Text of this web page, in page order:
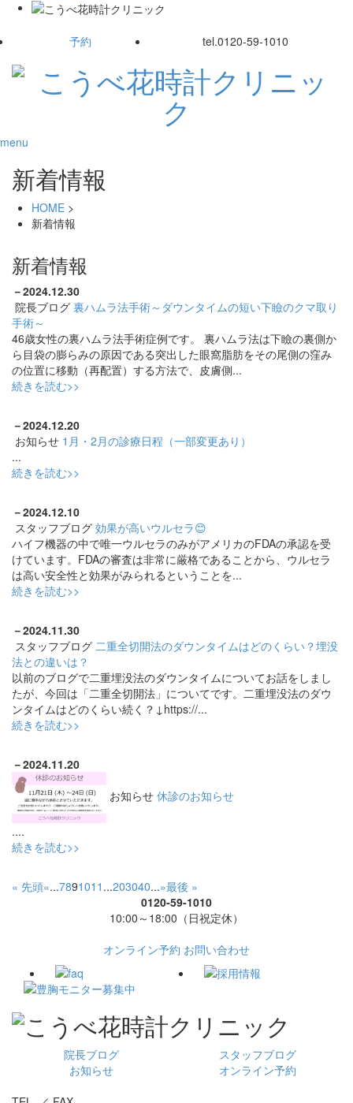
予約 tel.0120-59-1010
menu
新着情報
HOME >
新着情報
新着情報
－2024.12.30
院長ブログ 裏ハムラ法手術～ダウンタイムの短い下瞼のクマ取り
手術～
46歳女性の裏ハムラ法手術症例です。 裏ハムラ法は下瞼の裏側か
ら目袋の膨らみの原因である突出した眼窩脂肪をその尾側の窪み
の位置に移動（再配置）する方法で、皮膚側...
続きを読む>>
－2024.12.20
お知らせ 1月・2月の診療日程（一部変更あり）
...
続きを読む>>
－2024.12.10
スタッフブログ 効果が高いウルセラ😊
ハイフ機器の中で唯一ウルセラのみがアメリカのFDAの承認を受
けています。FDAの審査は非常に厳格であることから、ウルセラ
は高い安全性と効果がみられるということを...
続きを読む>>
－2024.11.30
スタッフブログ 二重全切開法のダウンタイムはどのくらい？埋没
法との違いは？
以前のブログで二重埋没法のダウンタイムについてお話をしまし
たが、今回は「二重全切開法」についてです。二重埋没法のダウ
ンタイムはどのくらい続く？↓https://...
続きを読む>>
－2024.11.20
お知らせ 休診のお知らせ
....
続きを読む>>
« 先頭«...7891011 ...203040...»最後 »
0120-59-1010
10:00～18:00（日祝定休）
オンライン予約 お問い合わせ
院長ブログ
スタッフブログ
お知らせ
オンライン予約